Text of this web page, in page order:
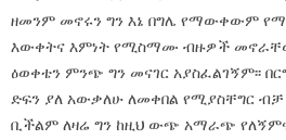
ዘመንም መኖሩን ግን እኔ በግሌ የማውቀውም
እውቀትና እምነት የሚስማሙ ብዙዎች
ዕወቀቴን ምንጭ ግን መናገር አያስፈልገኝም፡፡
ድፍን ያለ አውቃለሁ ለመቀበል የሚያስቸግር
ቢችልም ለዛሬ ግን ከዚህ ውጭ አማራጭ